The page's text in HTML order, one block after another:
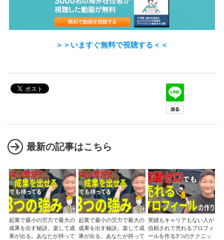
＞＞いますぐ無料で視聴する＜＜
最新の記事はこちら
起業で最小の労力で最大の
成果を出す秘訣。楽して成
果が出る。あなたが持って
起業で最小の労力で最大の
成果を出す秘訣。楽して成
果が出る。あなたが持って
実績もキャリアもない人が
信頼されて売れるプロフィ
ールを作る3つのテクニッ